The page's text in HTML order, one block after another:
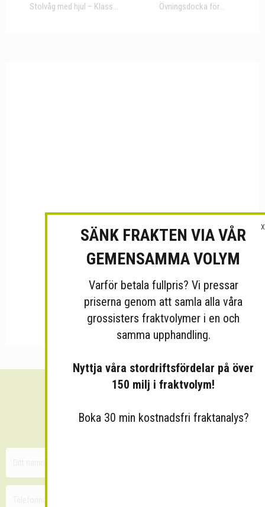
Stolvåg med hjul – Klass... Övningsdocka för...
30 minuters kostnadsfri konsultation
X
SÄNK FRAKTEN VIA VÅR
GEMENSAMMA VOLYM
Varför betala fullpris? Vi pressar
priserna genom att samla alla våra
grossisters fraktvolymer i en och
samma upphandling.
Nyttja våra stordriftsfördelar på över
150 milj i fraktvolym!
Boka 30 min kostnadsfri fraktanalys?